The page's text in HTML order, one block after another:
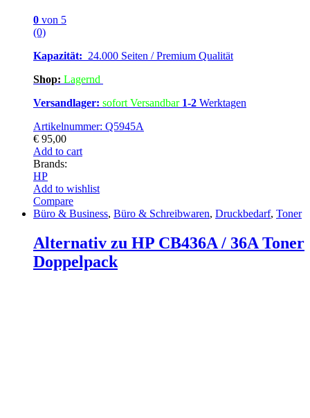
0 von 5
(0)
Kapazität: 24.000 Seiten / Premium Qualität
Shop: Lagernd
Versandlager: sofort Versandbar 1-2 Werktagen
Artikelnummer: Q5945A
€ 95,00
Add to cart
Brands:
HP
Add to wishlist
Compare
Büro & Business, Büro & Schreibwaren, Druckbedarf, Toner
Alternativ zu HP CB436A / 36A Toner
Doppelpack